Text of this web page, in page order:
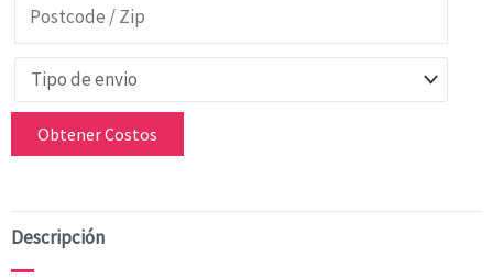
Obtener Costos
Descripción